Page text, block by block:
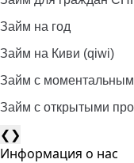
Займ на год
Займ на Киви (qiwi)
Займ c
Займ с открытыми
❮❯
Информация о нас